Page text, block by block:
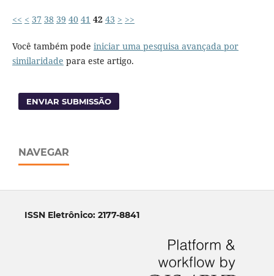
<< < 37 38 39 40 41 42 43 > >>
Você também pode iniciar uma pesquisa avançada por
similaridade para este artigo.
ENVIAR SUBMISSÃO
NAVEGAR
ISSN Eletrônico: 2177-8841